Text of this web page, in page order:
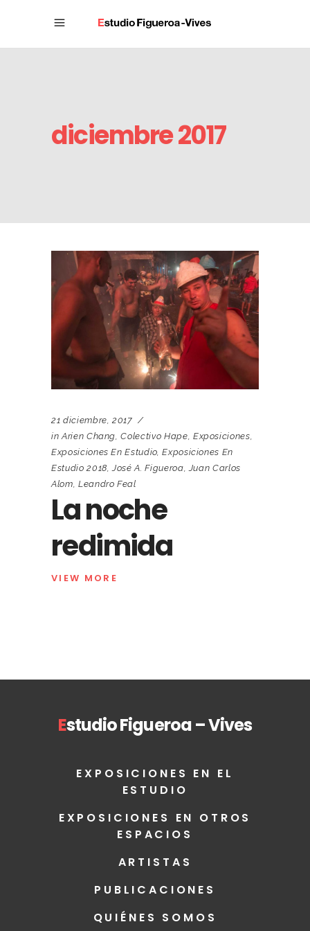
diciembre 2017
21 diciembre, 2017
in Arien Chang,Colectivo Hape, Exposiciones,
Exposiciones En Estudio,Exposiciones En
Estudio 2018,José A. Figueroa,Juan Carlos
Alom, Leandro Feal
La noche
redimida
VIEW MORE
Estudio Figueroa – Vives
EXPOSICIONES EN EL
ESTUDIO
EXPOSICIONES EN OTROS
ESPACIOS
ARTISTAS
PUBLICACIONES
QUIÉNES SOMOS